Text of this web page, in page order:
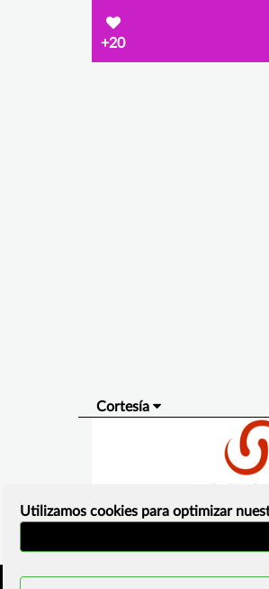
+20
Cortesía
Utilizamos cookies para optimizar